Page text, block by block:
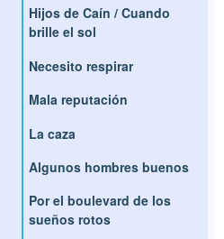
Hijos de Caín / Cuando
brille el sol
Necesito respirar
Mala reputación
La caza
Algunos hombres buenos
Por el boulevard de los
sueños rotos